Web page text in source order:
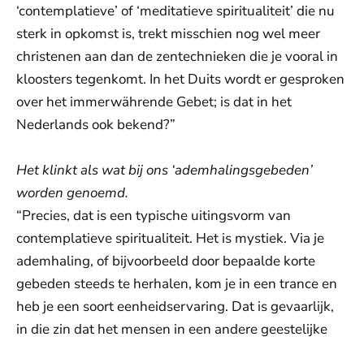
‘contemplatieve’ of ‘meditatieve spiritualiteit’ die nu
sterk in opkomst is, trekt misschien nog wel meer
christenen aan dan de zentechnieken die je vooral in
kloosters tegenkomt. In het Duits wordt er gesproken
over het immerwährende Gebet; is dat in het
Nederlands ook bekend?”
Het klinkt als wat bij ons ‘ademhalingsgebeden’
worden genoemd.
“Precies, dat is een typische uitingsvorm van
contemplatieve spiritualiteit. Het is mystiek. Via je
ademhaling, of bijvoorbeeld door bepaalde korte
gebeden steeds te herhalen, kom je in een trance en
heb je een soort eenheidservaring. Dat is gevaarlijk,
in die zin dat het mensen in een andere geestelijke